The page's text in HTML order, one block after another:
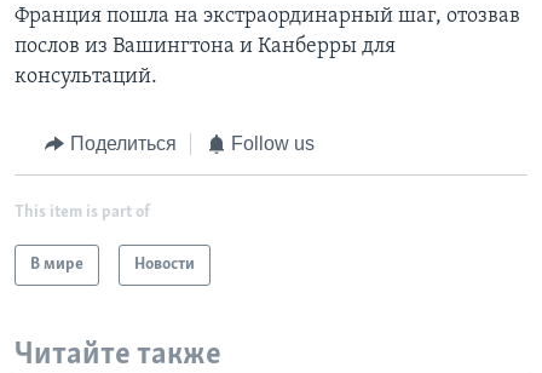
Франция пошла на экстраординарный шаг, отозвав
послов из Вашингтона и Канберры для
консультаций.
Поделиться Follow us
This item is part of
В мире Новости
Читайте также